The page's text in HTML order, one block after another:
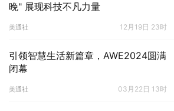
晚" 展现科技不凡力量
美通社 12月19日 23时
引领智慧生活新篇章，AWE2024圆满
闭幕
美通社 03月22日 13时